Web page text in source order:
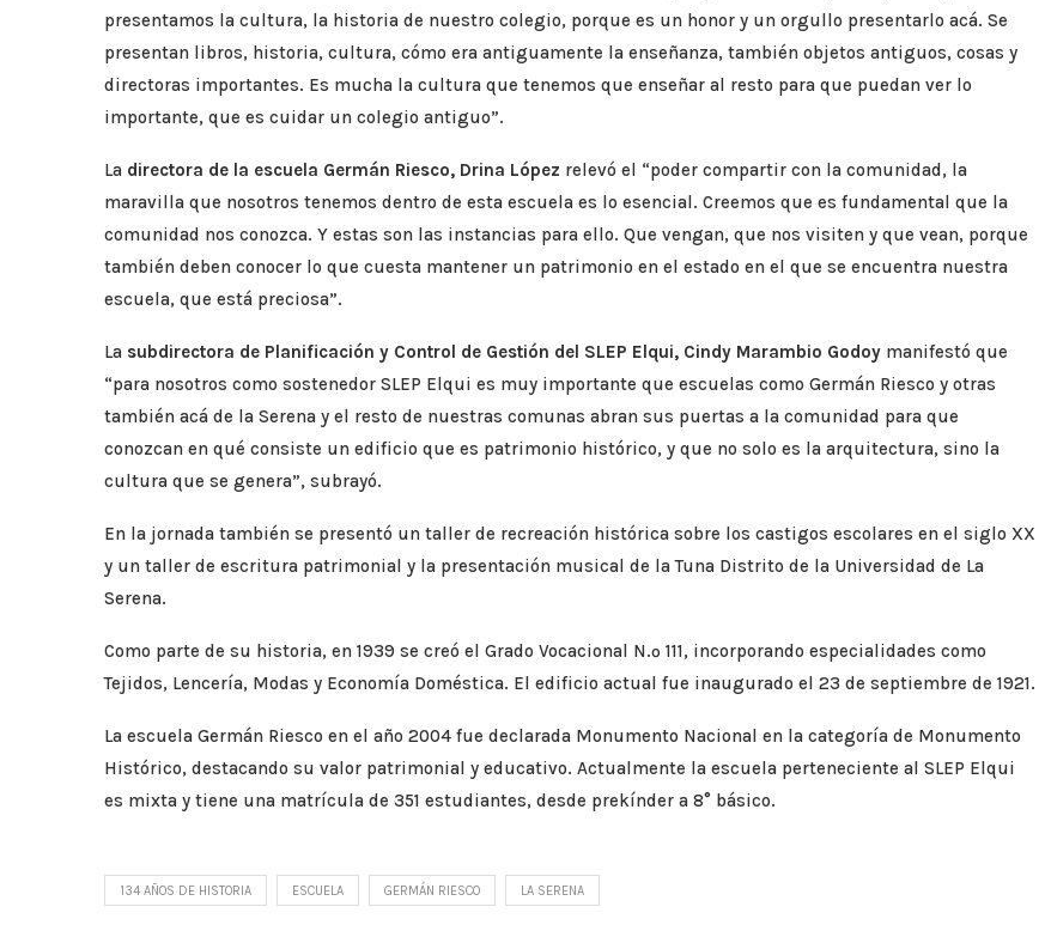
presentamos la cultura, la historia de nuestro colegio, porque es un honor y un orgullo presentarlo acá. Se
presentan libros, historia, cultura, cómo era antiguamente la enseñanza, también objetos antiguos, cosas y
directoras importantes. Es mucha la cultura que tenemos que enseñar al resto para que puedan ver lo
importante, que es cuidar un colegio antiguo”.
La directora de la escuela Germán Riesco, Drina López relevó el “poder compartir con la comunidad, la
maravilla que nosotros tenemos dentro de esta escuela es lo esencial. Creemos que es fundamental que la
comunidad nos conozca. Y estas son las instancias para ello. Que vengan, que nos visiten y que vean, porque
también deben conocer lo que cuesta mantener un patrimonio en el estado en el que se encuentra nuestra
escuela, que está preciosa”.
La subdirectora de Planificación y Control de Gestión del SLEP Elqui, Cindy Marambio Godoy manifestó que
“para nosotros como sostenedor SLEP Elqui es muy importante que escuelas como Germán Riesco y otras
también acá de la Serena y el resto de nuestras comunas abran sus puertas a la comunidad para que
conozcan en qué consiste un edificio que es patrimonio histórico, y que no solo es la arquitectura, sino la
cultura que se genera”, subrayó.
En la jornada también se presentó un taller de recreación histórica sobre los castigos escolares en el siglo XX
y un taller de escritura patrimonial y la presentación musical de la Tuna Distrito de la Universidad de La
Serena.
Como parte de su historia, en 1939 se creó el Grado Vocacional N.º 111, incorporando especialidades como
Tejidos, Lencería, Modas y Economía Doméstica. El edificio actual fue inaugurado el 23 de septiembre de 1921.
La escuela Germán Riesco en el año 2004 fue declarada Monumento Nacional en la categoría de Monumento
Histórico, destacando su valor patrimonial y educativo. Actualmente la escuela perteneciente al SLEP Elqui
es mixta y tiene una matrícula de 351 estudiantes, desde prekínder a 8° básico.
134 AÑOS DE HISTORIA ESCUELA GERMÁN RIESCO LA SERENA